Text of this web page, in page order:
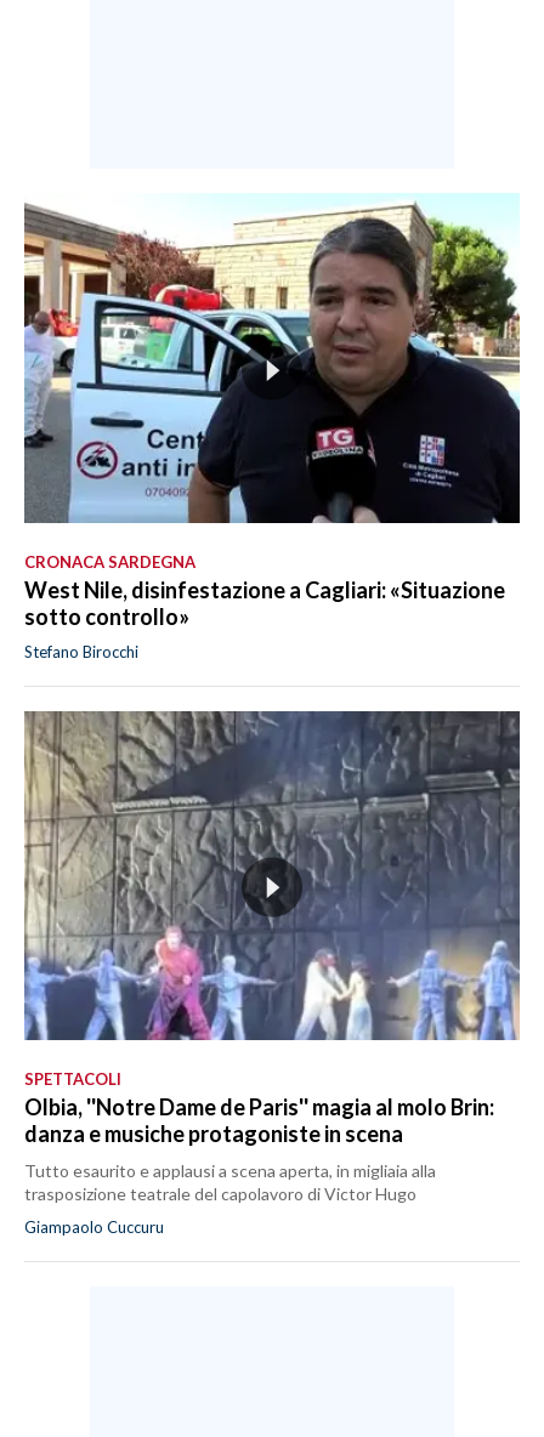
CRONACA SARDEGNA
West Nile, disinfestazione a Cagliari: «Situazione
sotto controllo»
Stefano Birocchi
SPETTACOLI
Olbia, ''Notre Dame de Paris'' magia al molo Brin:
danza e musiche protagoniste in scena
Tutto esaurito e applausi a scena aperta, in migliaia alla
trasposizione teatrale del capolavoro di Victor Hugo
Giampaolo Cuccuru